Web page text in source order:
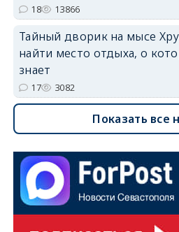
18 13866
Тайный дворик на мысе
найти место отдыха, о
знает
17 3082
Показать все